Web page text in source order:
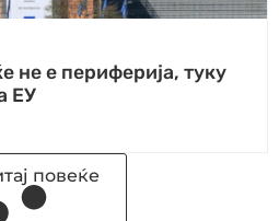
не е периферија, туку
ЕУ
повеќе